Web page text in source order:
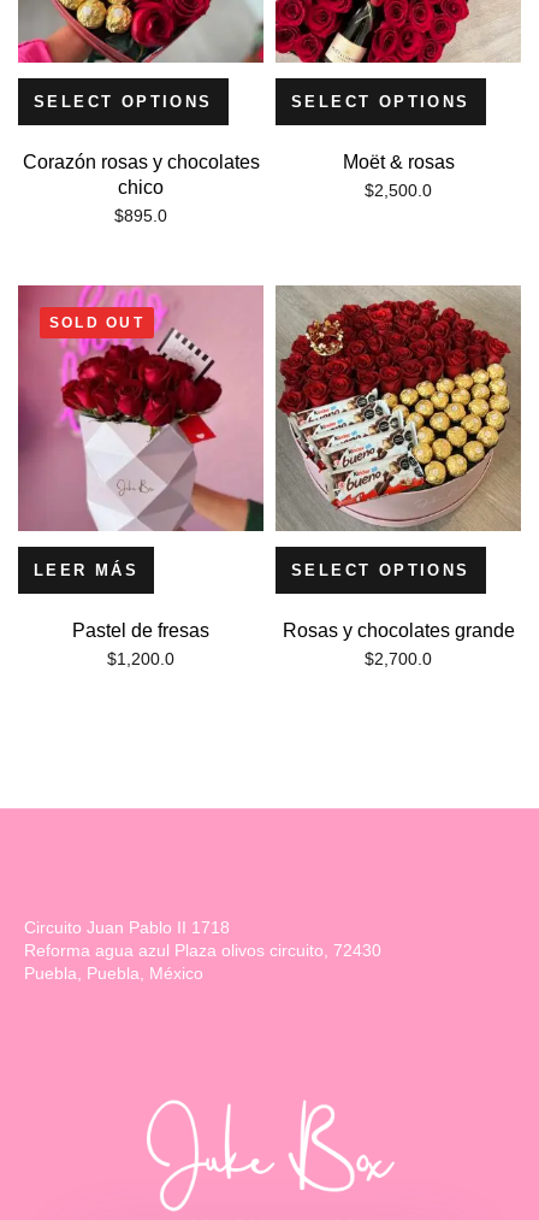
SELECT OPTIONS
Corazón rosas y chocolates
chico
$895.0
SELECT OPTIONS
Moët & rosas
$2,500.0
SOLD OUT
LEER MÁS
Pastel de fresas
$1,200.0
SELECT OPTIONS
Rosas y chocolates grande
$2,700.0
Circuito Juan Pablo II 1718
Reforma agua azul Plaza olivos circuito, 72430
Puebla, Puebla, México